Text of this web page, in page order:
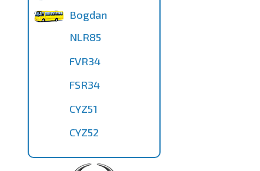
Bogdan
NLR85
FVR34
FSR34
CYZ51
CYZ52